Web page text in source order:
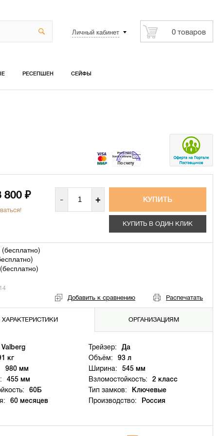
Личный кабинет 0 товаров
РЕСЕПШЕН СЕЙФЫ
800 ₽ - +
КУПИТЬ В ОДИН КЛИК
(бесплатно)
)
бесплатно)
Добавить к сравнению Распечатать
ХАРАКТЕРИСТИКИ ОРГАНИЗАЦИЯМ
Valberg Трейзер:
Да
кг
Объём:
93 л
980 мм Ширина:
545 мм
455 мм Взломостойкость:
2 класс
60Б Тип замков:
Ключевые
60 месяцев Производство: Россия